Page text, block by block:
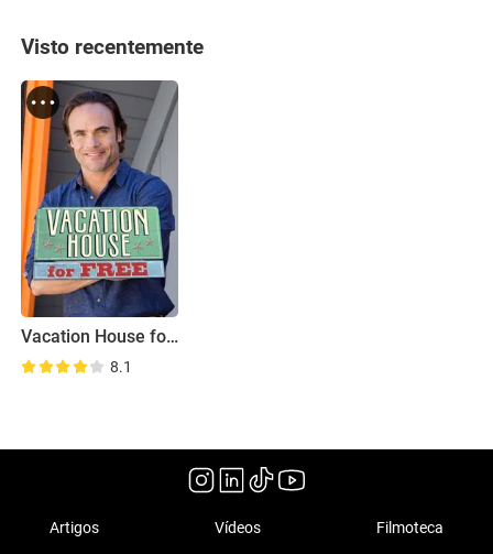
Visto recentemente
Vacation House for Free
8.1
Artigos Vídeos Filmoteca